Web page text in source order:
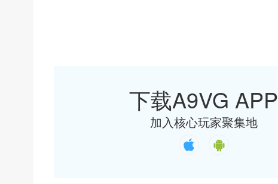
下载A9VG APP
加入核心玩家聚集地